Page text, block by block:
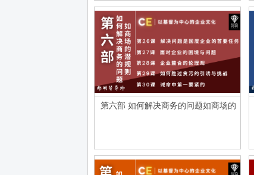
第六部 如何解决商务的问题如商场的